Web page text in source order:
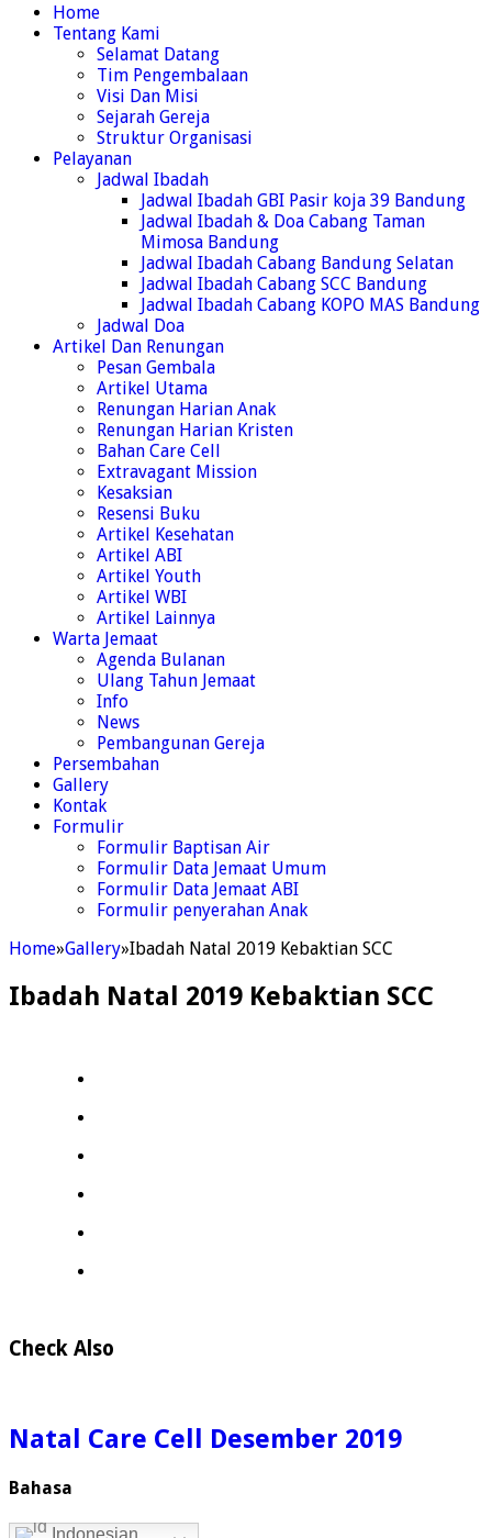
Home
Tentang Kami
Selamat Datang
Tim Pengembalaan
Visi Dan Misi
Sejarah Gereja
Struktur Organisasi
Pelayanan
Jadwal Ibadah
Jadwal Ibadah GBI Pasir koja 39 Bandung
Jadwal Ibadah & Doa Cabang Taman
Mimosa Bandung
Jadwal Ibadah Cabang Bandung Selatan
Jadwal Ibadah Cabang SCC Bandung
Jadwal Ibadah Cabang KOPO MAS Bandung
Jadwal Doa
Artikel Dan Renungan
Pesan Gembala
Artikel Utama
Renungan Harian Anak
Renungan Harian Kristen
Bahan Care Cell
Extravagant Mission
Kesaksian
Resensi Buku
Artikel Kesehatan
Artikel ABI
Artikel Youth
Artikel WBI
Artikel Lainnya
Warta Jemaat
Agenda Bulanan
Ulang Tahun Jemaat
Info
News
Pembangunan Gereja
Persembahan
Gallery
Kontak
Formulir
Formulir Baptisan Air
Formulir Data Jemaat Umum
Formulir Data Jemaat ABI
Formulir penyerahan Anak
Home»Gallery»Ibadah Natal 2019 Kebaktian SCC
Ibadah Natal 2019 Kebaktian SCC
Check Also
Natal Care Cell Desember 2019
Bahasa
Indonesian